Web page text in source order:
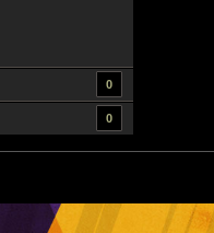
0
0